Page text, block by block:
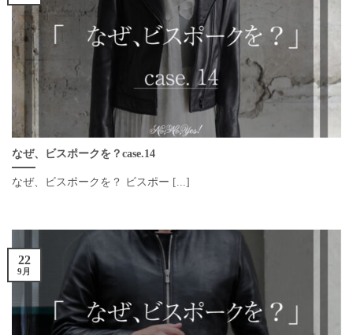
なぜ、ビスポークを？case.14
なぜ、ビスポークを？ ビスポー [...]
22
9月